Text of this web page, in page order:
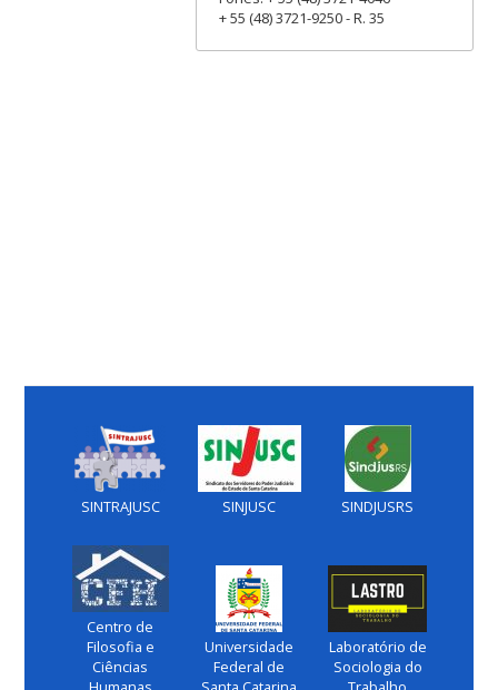
+ 55 (48) 3721-9250 - R. 35
SINTRAJUSC SINJUSC SINDJUSRS
Centro de
Filosofia e
Ciências
Universidade
Federal de
Laboratório de
Sociologia do